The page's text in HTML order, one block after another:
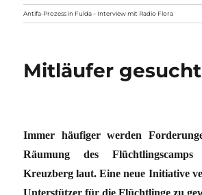
Antifa-Prozess in Fulda – Interview mit Radio Flora
Mitläufer gesucht
Immer häufiger werden
Räumung des
Kreuzberg laut. Eine neue Initiative
Unterstützer für die Flüchtlinge zu